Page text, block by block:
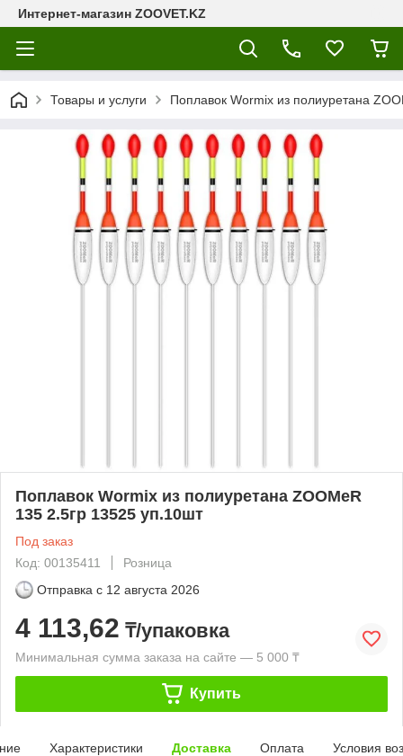
Интернет-магазин ZOOVET.KZ
Товары и услуги Поплавок Wormix из полиуретана
Поплавок Wormix из полиуретана ZOOMeR
135 2.5гр 13525 уп.10шт
Под заказ
Код: 00135411
Розница
Отправка с 12 августа 2026
4 113,62 ₸/упаковка
Минимальная сумма заказа на сайте — 5 000 ₸
Купить
Характеристики Доставка Оплата Условия